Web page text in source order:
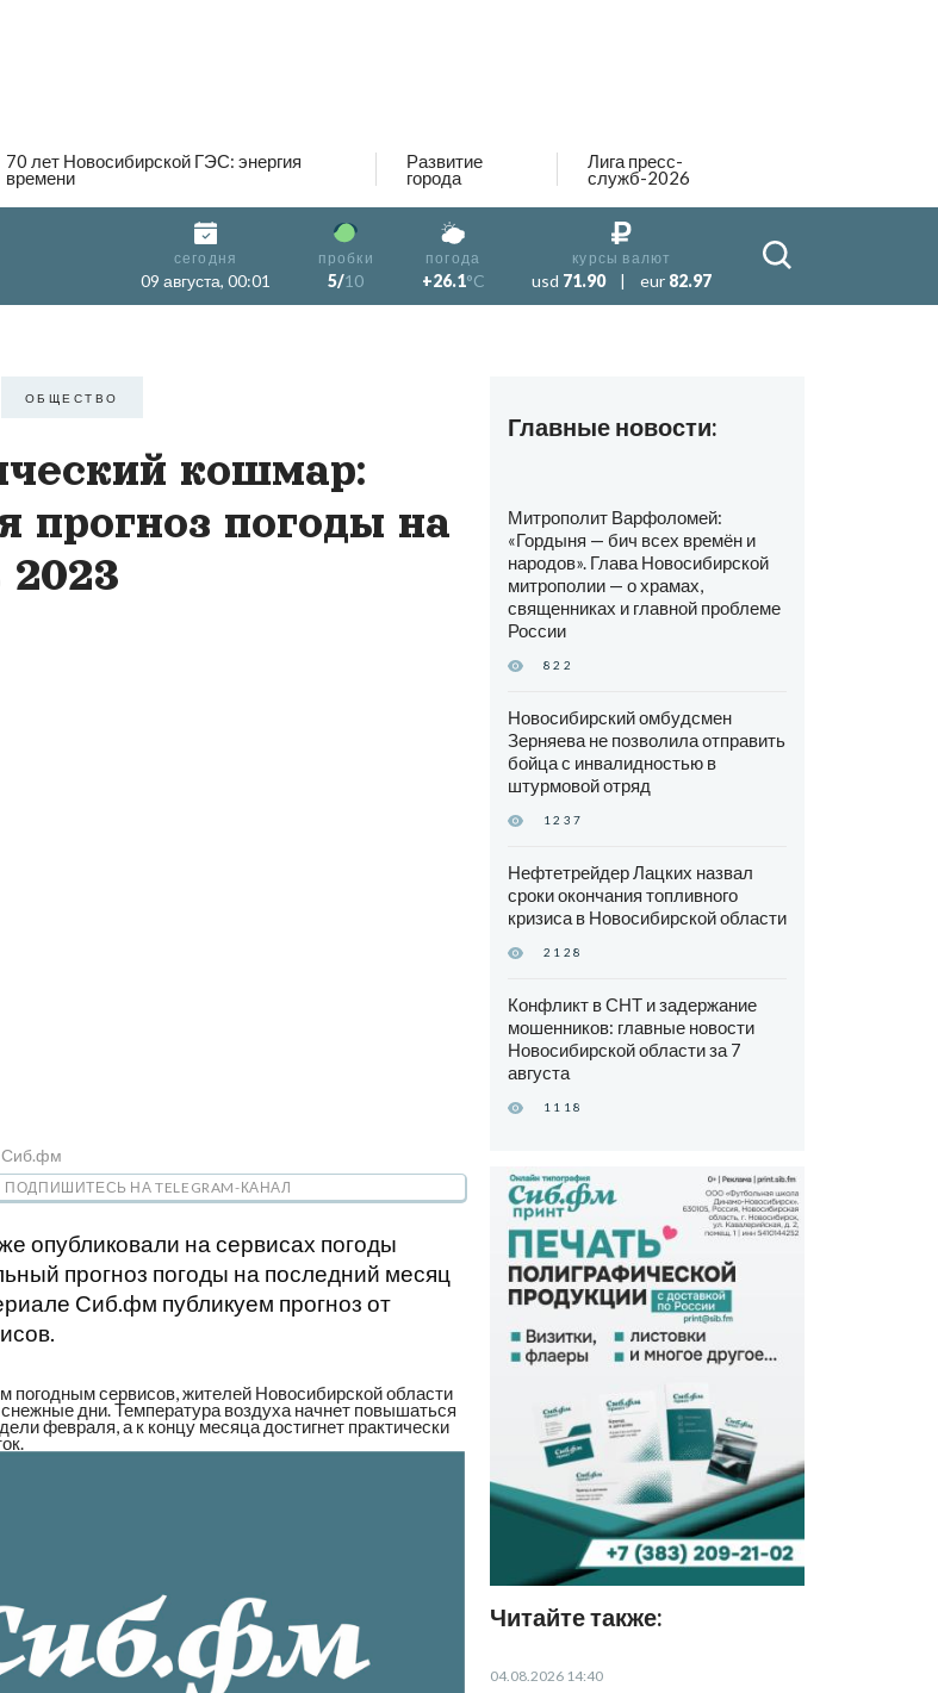
70 лет Новосибирской ГЭС: энергия
времени
Развитие
города
Лига пресс-
служб-2026
сегодня
09 августа, 00:01
пробки
5/10
погода
+26.1°C
курсы валют
usd 71.90 | eur 82.97
ОБЩЕСТВО
кошмар:
прогноз погоды на
2023
Сиб.фм
ПОДПИШИТЕСЬ НА TELEGRAM-КАНАЛ
опубликовали на сервисах погоды
прогноз погоды на последний месяц
Сиб.фм публикуем прогноз от
погодным сервисов, жителей Новосибирской области
дни. Температура воздуха начнет повышаться
февраля, а к концу месяца достигнет практически
Главные новости:
Митрополит Варфоломей:
«Гордыня — бич всех времён и
народов». Глава Новосибирской
митрополии — о храмах,
священниках и главной проблеме
России
822
Новосибирский омбудсмен
Зерняева не позволила отправить
бойца с инвалидностью в
штурмовой отряд
1237
Нефтетрейдер Лацких назвал
сроки окончания топливного
кризиса в Новосибирской области
2128
Конфликт в СНТ и задержание
мошенников: главные новости
Новосибирской области за 7
августа
1118
Читайте также:
04.08.2026 14:40